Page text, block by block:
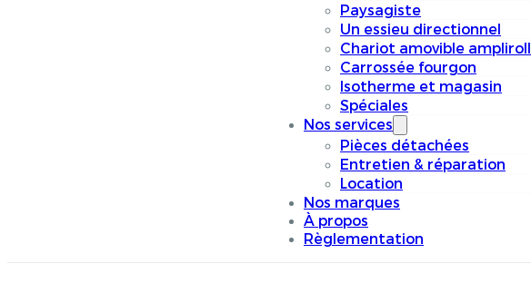
Paysagiste
Un essieu directionnel
Chariot amovible ampliroll
Carrossée fourgon
Isotherme et magasin
Spéciales
Nos services
Pièces détachées
Entretien & réparation
Location
Nos marques
À propos
Règlementation